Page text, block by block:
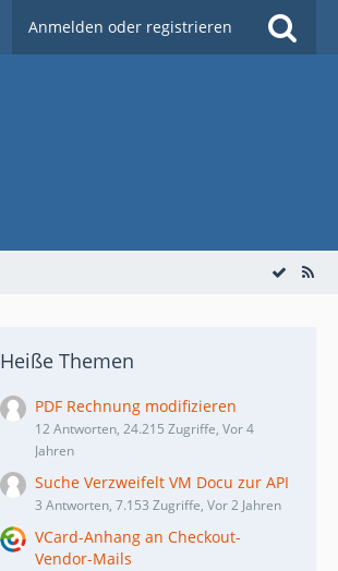
Anmelden oder registrieren
Heiße Themen
PDF Rechnung modifizieren
12 Antworten, 24.215 Zugriffe, Vor 4
Jahren
Suche Verzweifelt VM Docu zur API
3 Antworten, 7.153 Zugriffe, Vor 2 Jahren
VCard-Anhang an Checkout-
Vendor-Mails